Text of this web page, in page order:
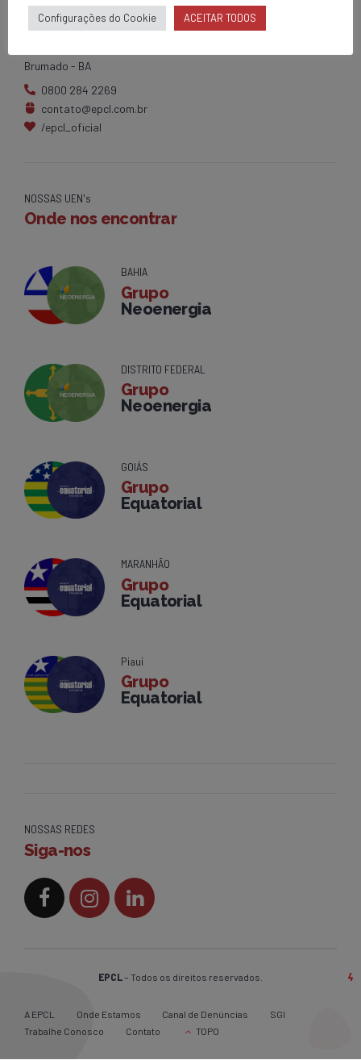
Matriz
Brumado - BA
0800 284 2269
contato@epcl.com.br
/epcl_oficial
NOSSAS UEN's
Onde nos encontrar
BAHIA
Grupo
Neoenergia
DISTRITO FEDERAL
Grupo
Neoenergia
GOIÁS
Grupo
Equatorial
MARANHÃO
Grupo
Equatorial
Piauí
Grupo
Equatorial
NOSSAS REDES
Siga-nos
EPCL– Todos os direitos reservados.
A EPCL Onde Estamos Canal de Denúncias
SGI
Trabalhe Conosco
Contato TOPO
Configurações do Cookie ACEITAR TODOS